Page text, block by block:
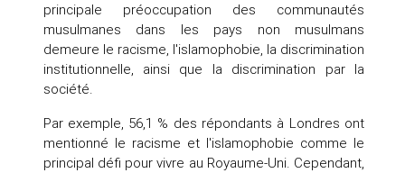
principale préoccupation des communautés
musulmanes dans les pays non musulmans
demeure le racisme, l'islamophobie, la discrimination
institutionnelle, ainsi que la discrimination par la
société.
Par exemple, 56,1 % des répondants à Londres ont
mentionné le racisme et l'islamophobie comme le
principal défi pour vivre au Royaume-Uni. Cependant,